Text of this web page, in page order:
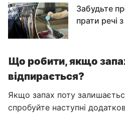
Забудьте
прати речі
Що робити, якщо
відпирається?
Якщо запах поту
спробуйте наступні